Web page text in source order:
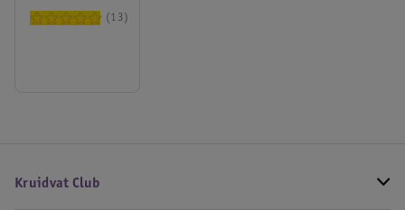
De Toilette
13
Kruidvat Club